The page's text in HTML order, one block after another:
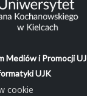
Mediów i Promocji
UJK
cookie